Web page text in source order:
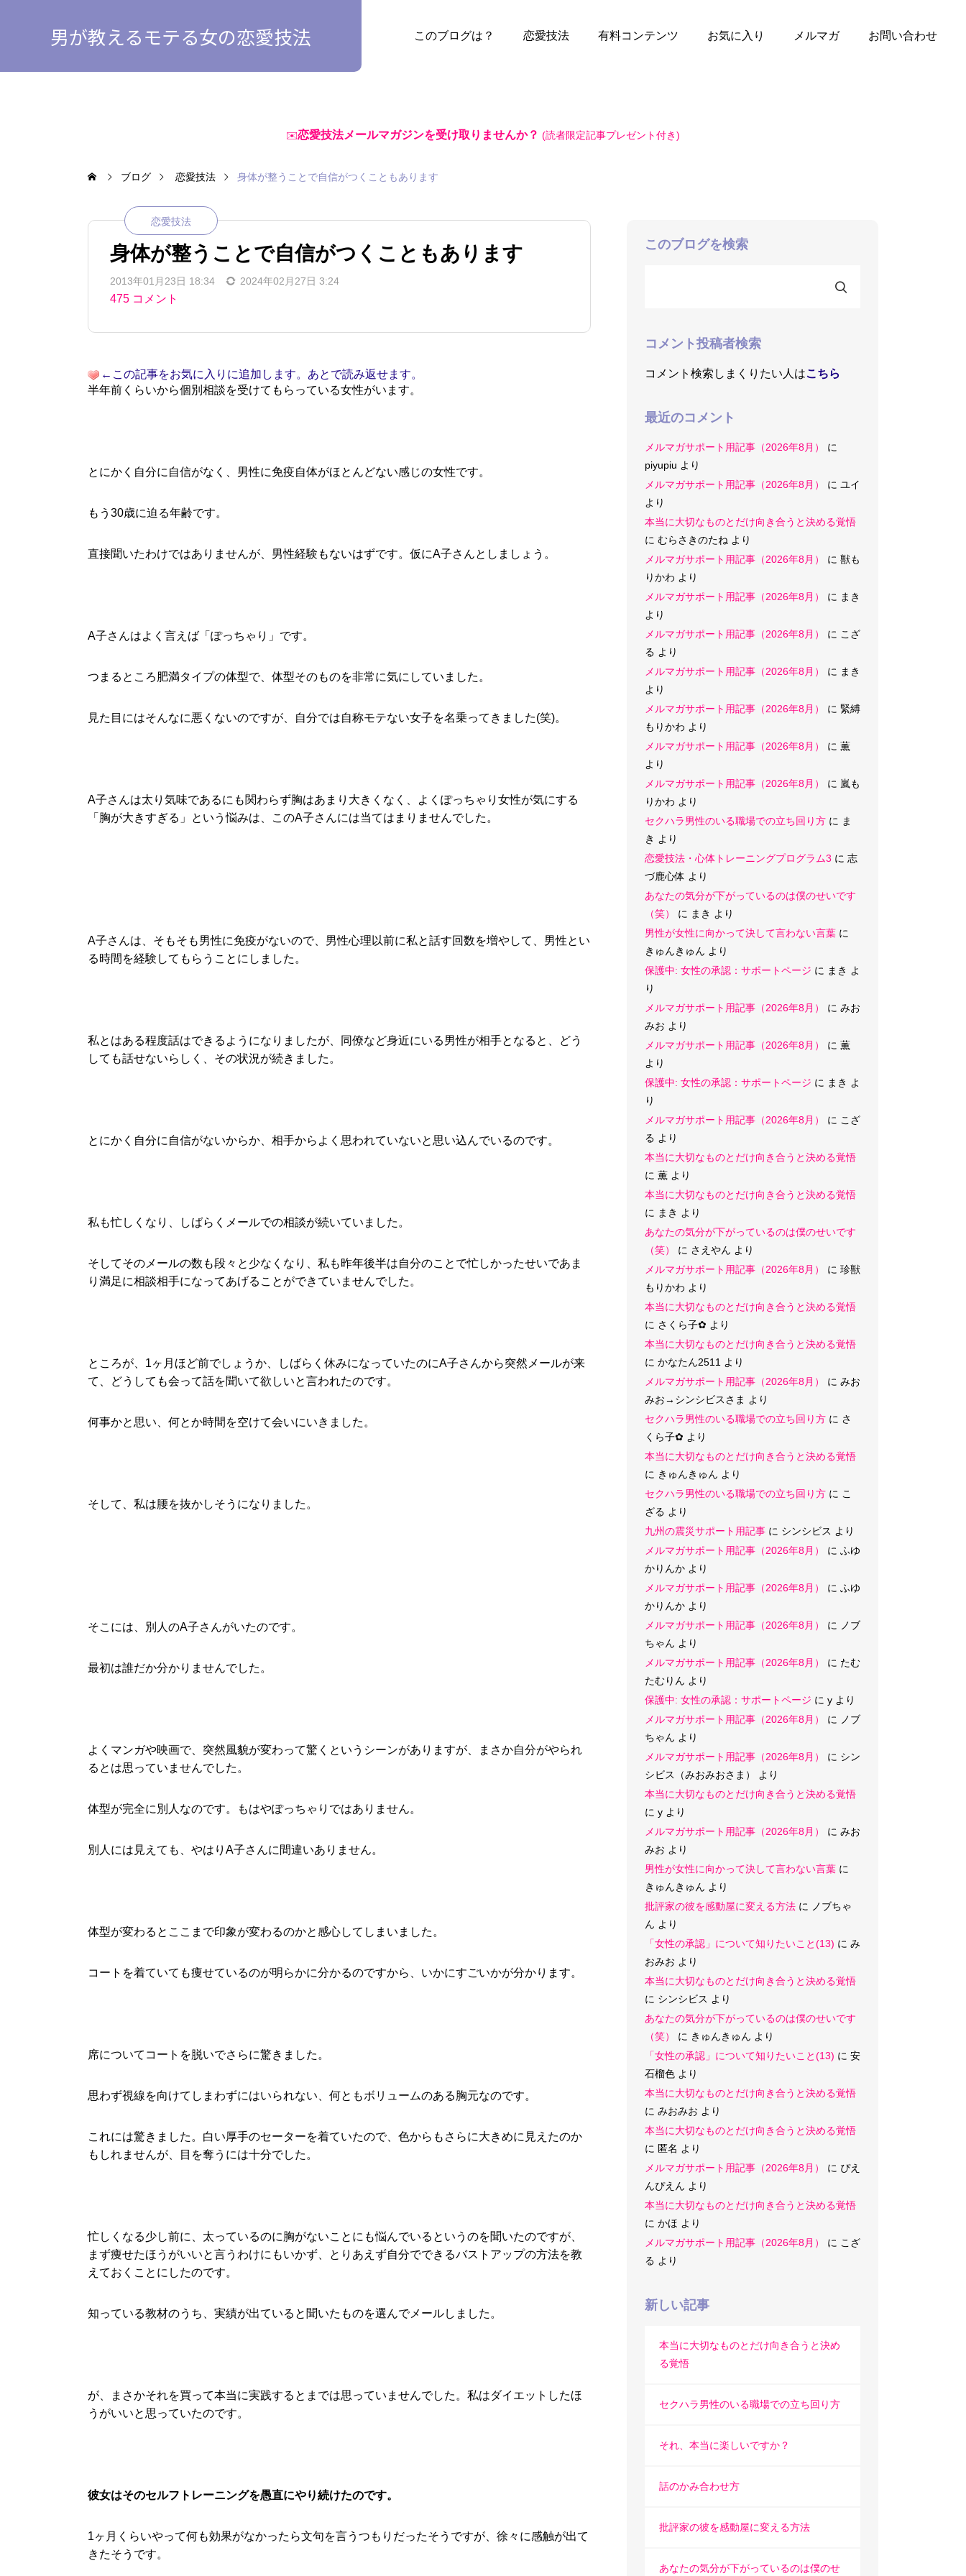
男が教えるモテる女の恋愛技法 このブログは？ 恋愛技法 有料コンテンツ お気に入り メルマガ お問い合わせ
✉️恋愛技法メールマガジンを受け取りませんか？ (読者限定記事プレゼント付き)
ブログ 恋愛技法 身体が整うことで自信がつくこともあります
恋愛技法
身体が整うことで自信がつくこともあります
2013年01月23日 18:34 2024年02月27日 3:24
475 コメント
←この記事をお気に入りに追加します。あとで読み返せます。
半年前くらいから個別相談を受けてもらっている女性がいます。
とにかく自分に自信がなく、男性に免疫自体がほとんどない感じの女性です。
もう30歳に迫る年齢です。
直接聞いたわけではありませんが、男性経験もないはずです。仮にA子さんとしましょう。
A子さんはよく言えば「ぽっちゃり」です。
つまるところ肥満タイプの体型で、体型そのものを非常に気にしていました。
見た目にはそんなに悪くないのですが、自分では自称モテない女子を名乗ってきました(笑)。
A子さんは太り気味であるにも関わらず胸はあまり大きくなく、よくぽっちゃり女性が気にする
「胸が大きすぎる」という悩みは、このA子さんには当てはまりませんでした。
A子さんは、そもそも男性に免疫がないので、男性心理以前に私と話す回数を増やして、男性とい
る時間を経験してもらうことにしました。
私とはある程度話はできるようになりましたが、同僚など身近にいる男性が相手となると、どう
しても話せないらしく、その状況が続きました。
とにかく自分に自信がないからか、相手からよく思われていないと思い込んでいるのです。
私も忙しくなり、しばらくメールでの相談が続いていました。
そしてそのメールの数も段々と少なくなり、私も昨年後半は自分のことで忙しかったせいであま
り満足に相談相手になってあげることができていませんでした。
ところが、1ヶ月ほど前でしょうか、しばらく休みになっていたのにA子さんから突然メールが来
て、どうしても会って話を聞いて欲しいと言われたのです。
何事かと思い、何とか時間を空けて会いにいきました。
そして、私は腰を抜かしそうになりました。
そこには、別人のA子さんがいたのです。
最初は誰だか分かりませんでした。
よくマンガや映画で、突然風貌が変わって驚くというシーンがありますが、まさか自分がやられ
るとは思っていませんでした。
体型が完全に別人なのです。もはやぽっちゃりではありません。
別人には見えても、やはりA子さんに間違いありません。
体型が変わるとここまで印象が変わるのかと感心してしまいました。
コートを着ていても痩せているのが明らかに分かるのですから、いかにすごいかが分かります。
席についてコートを脱いでさらに驚きました。
思わず視線を向けてしまわずにはいられない、何ともボリュームのある胸元なのです。
これには驚きました。白い厚手のセーターを着ていたので、色からもさらに大きめに見えたのか
もしれませんが、目を奪うには十分でした。
忙しくなる少し前に、太っているのに胸がないことにも悩んでいるというのを聞いたのですが、
まず痩せたほうがいいと言うわけにもいかず、とりあえず自分でできるバストアップの方法を教
えておくことにしたのです。
知っている教材のうち、実績が出ていると聞いたものを選んでメールしました。
が、まさかそれを買って本当に実践するとまでは思っていませんでした。私はダイエットしたほ
うがいいと思っていたのです。
彼女はそのセルフトレーニングを愚直にやり続けたのです。
1ヶ月くらいやって何も効果がなかったら文句を言うつもりだったそうですが、徐々に感触が出て
きたそうです。
このブログを検索
コメント投稿者検索
コメント検索しまくりたい人はこちら
最近のコメント
メルマガサポート用記事（2026年8月）
に
piyupiu より
メルマガサポート用記事（2026年8月）
に ユイ
より
本当に大切なものとだけ向き合うと決める覚悟
に むらさきのたね より
メルマガサポート用記事（2026年8月）
に 獣も
りかわ より
メルマガサポート用記事（2026年8月）
に まき
より
メルマガサポート用記事（2026年8月）
に こざ
る より
メルマガサポート用記事（2026年8月）
に まき
より
メルマガサポート用記事（2026年8月）
に 緊縛
もりかわ より
メルマガサポート用記事（2026年8月）
に 薫
より
メルマガサポート用記事（2026年8月）
に 嵐も
りかわ より
セクハラ男性のいる職場での立ち回り方 に ま
き より
恋愛技法・心体トレーニングプログラム3 に 志
づ鹿心体 より
あなたの気分が下がっているのは僕のせいです
（笑）
に まき より
男性が女性に向かって決して言わない言葉 に
きゅんきゅん より
保護中: 女性の承認：サポートページ に まき よ
り
メルマガサポート用記事（2026年8月）
に みお
みお より
メルマガサポート用記事（2026年8月）
に 薫
より
保護中: 女性の承認：サポートページ に まき よ
り
メルマガサポート用記事（2026年8月）
に こざ
る より
本当に大切なものとだけ向き合うと決める覚悟
に 薫 より
本当に大切なものとだけ向き合うと決める覚悟
に まき より
あなたの気分が下がっているのは僕のせいです
（笑）
に さえやん より
メルマガサポート用記事（2026年8月）
に 珍獣
もりかわ より
本当に大切なものとだけ向き合うと決める覚悟
に さくら子‪✿ より
本当に大切なものとだけ向き合うと決める覚悟
に かなたん2511 より
メルマガサポート用記事（2026年8月）
に みお
みお→シンシビスさま より
セクハラ男性のいる職場での立ち回り方 に さ
くら子‪✿ より
本当に大切なものとだけ向き合うと決める覚悟
に きゅんきゅん より
セクハラ男性のいる職場での立ち回り方 に こ
ざる より
九州の震災サポート用記事 に シンシビス より
メルマガサポート用記事（2026年8月）
に ふゆ
かりんか より
メルマガサポート用記事（2026年8月）
に ふゆ
かりんか より
メルマガサポート用記事（2026年8月）
に
ノブ
ちゃん より
メルマガサポート用記事（2026年8月）
に たむ
たむりん より
保護中: 女性の承認：サポートページ に y より
メルマガサポート用記事（2026年8月）
に
ノブ
ちゃん より
メルマガサポート用記事（2026年8月）
に シン
シビス（みおみおさま）
より
本当に大切なものとだけ向き合うと決める覚悟
に y より
メルマガサポート用記事（2026年8月）
に みお
みお より
男性が女性に向かって決して言わない言葉 に
きゅんきゅん より
批評家の彼を感動屋に変える方法 に
ノブちゃ
ん より
「女性の承認」について知りたいこと(13) に み
おみお より
本当に大切なものとだけ向き合うと決める覚悟
に シンシビス より
あなたの気分が下がっているのは僕のせいです
（笑）
に きゅんきゅん より
「女性の承認」について知りたいこと(13) に 安
石榴色 より
本当に大切なものとだけ向き合うと決める覚悟
に みおみお より
本当に大切なものとだけ向き合うと決める覚悟
に 匿名 より
メルマガサポート用記事（2026年8月）
に ぴえ
んぴえん より
本当に大切なものとだけ向き合うと決める覚悟
に かほ より
メルマガサポート用記事（2026年8月）
に こざ
る より
新しい記事
本当に大切なものとだけ向き合うと決め
る覚悟
セクハラ男性のいる職場での立ち回り方
それ、本当に楽しいですか？
話のかみ合わせ方
批評家の彼を感動屋に変える方法
あなたの気分が下がっているのは僕のせ